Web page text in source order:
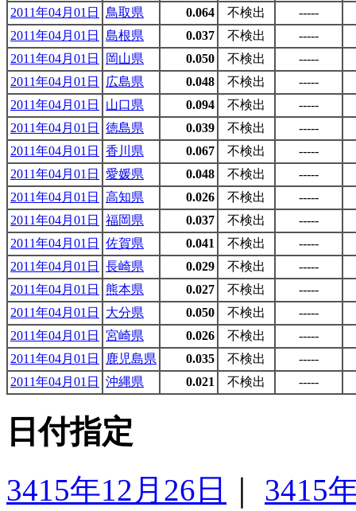
2011年04月01日
鳥取県 0.064 不検出
-----
2011年04月01日
島根県 0.037 不検出
-----
2011年04月01日
岡山県 0.050 不検出
-----
2011年04月01日
広島県 0.048 不検出
-----
2011年04月01日
山口県 0.094 不検出
-----
2011年04月01日
徳島県 0.039 不検出
-----
2011年04月01日
香川県 0.067 不検出
-----
2011年04月01日
愛媛県 0.048 不検出
-----
2011年04月01日
高知県 0.026 不検出
-----
2011年04月01日
福岡県 0.037 不検出
-----
2011年04月01日
佐賀県 0.041 不検出
-----
2011年04月01日
長崎県 0.029 不検出
-----
2011年04月01日
熊本県 0.027 不検出
-----
2011年04月01日
大分県 0.050 不検出
-----
2011年04月01日
宮崎県 0.026 不検出
-----
2011年04月01日
鹿児島県 0.035 不検出
-----
2011年04月01日
沖縄県 0.021 不検出 -----
日付指定
3415年12月26日
3415